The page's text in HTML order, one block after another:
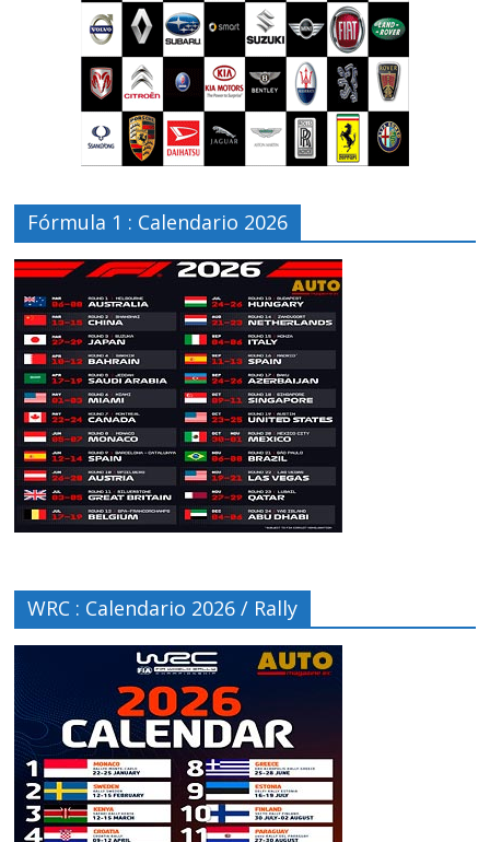
Fórmula 1 : Calendario 2026
WRC : Calendario 2026 / Rally